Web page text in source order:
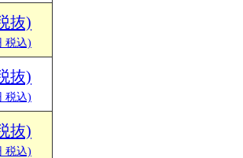
抜)
税込)
抜)
税込)
抜)
税込)